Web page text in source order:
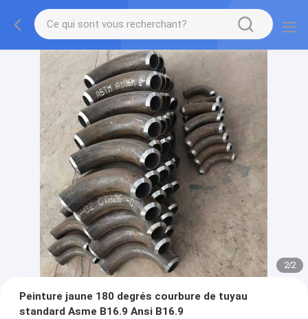
2/2
Peinture jaune 180 degrés courbure de tuyau
standard Asme B16.9 Ansi B16.9